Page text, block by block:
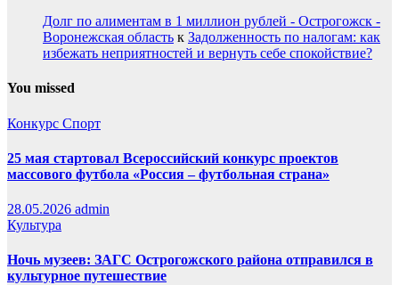
Долг по алиментам в 1 миллион рублей - Острогожск -
Воронежская область к Задолженность по налогам: как
избежать неприятностей и вернуть себе спокойствие?
You missed
Конкурс Спорт
25 мая стартовал Всероссийский конкурс проектов
массового футбола «Россия – футбольная страна»
28.05.2026 admin
Культура
Ночь музеев: ЗАГС Острогожского района отправился в
культурное путешествие